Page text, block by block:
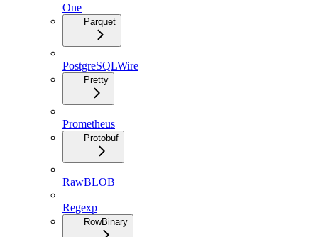
One
Parquet
PostgreSQLWire
Pretty
Prometheus
Protobuf
RawBLOB
Regexp
RowBinary